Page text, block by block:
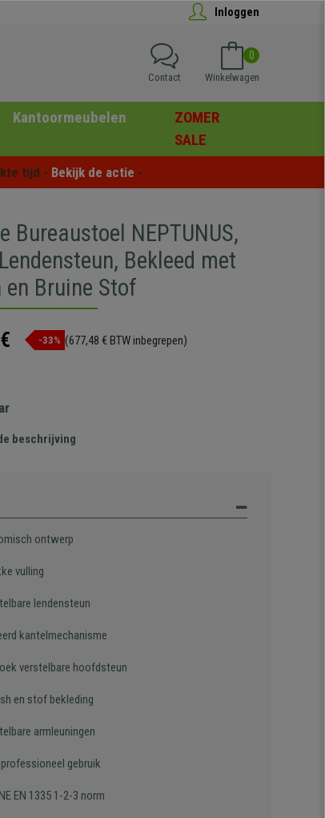
Inloggen
0
Winkelwagen
Contact
Kantoormeubelen
ZOMER
SALE
tijd - Bekijk de actie -
Bureaustoel NEPTUNUS,
Bekleed met
Bruine Stof
-33% (677,48 € BTW inbegrepen)
beschrijving
ontwerp
vulling
lendensteun
kantelmechanisme
verstelbare hoofdsteun
en stof bekleding
armleuningen
gebruik
EN 1335 1-2-3 norm